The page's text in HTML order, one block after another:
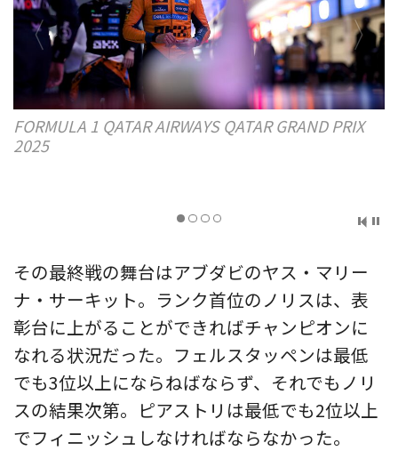
PRIX
その最終戦の舞台はアブダビのヤス・マリー
ナ・サーキット。ランク首位のノリスは、表
彰台に上がることができればチャンピオンに
なれる状況だった。フェルスタッペンは最低
でも3位以上にならねばならず、それでもノリ
スの結果次第。ピアストリは最低でも2位以上
でフィニッシュしなければならなかった。